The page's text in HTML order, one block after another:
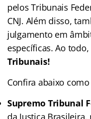
pelos Tribunais
CNJ. Além disso,
julgamento em
específicas. Ao todo,
Tribunais!
Confira abaixo
Supremo Tribunal
da Justiça